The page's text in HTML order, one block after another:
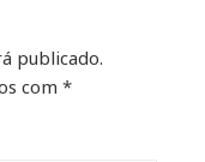
publicado.
com *